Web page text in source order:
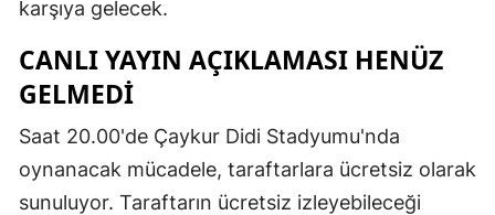
karşıya gelecek.
CANLI YAYIN AÇIKLAMASI HENÜZ
GELMEDİ
Saat 20.00'de Çaykur Didi Stadyumu'nda
oynanacak mücadele, taraftarlara ücretsiz olarak
sunuluyor. Taraftarın ücretsiz izleyebileceği